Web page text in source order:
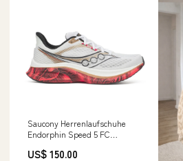
Saucony Herrenlaufschuhe
Endorphin Speed 5 FC
US$ 150.00